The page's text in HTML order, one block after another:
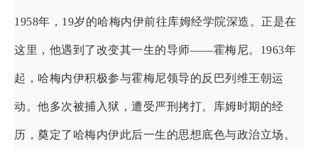
1958年，19岁的哈梅内伊前往库姆经学院深造。正是在
这里，他遇到了改变其一生的导师——霍梅尼。1963年
起，哈梅内伊积极参与霍梅尼领导的反巴列维王朝运
动。他多次被捕入狱，遭受严刑拷打。库姆时期的经
历，奠定了哈梅内伊此后一生的思想底色与政治立场。